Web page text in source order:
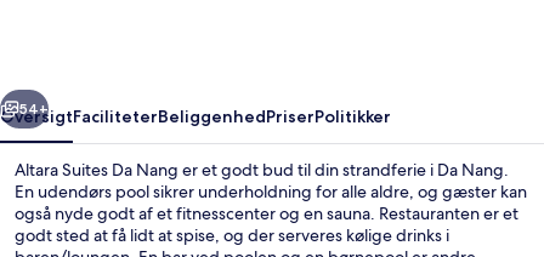
Næste
54+
OversigtFaciliteterBeliggenhedPriserPolitikker
Altara Suites Da Nang er et godt bud til din strandferie i Da Nang.
En udendørs pool sikrer underholdning for alle aldre, og gæster kan
også nyde godt af et fitnesscenter og en sauna. Restauranten er et
godt sted at få lidt at spise, og der serveres kølige drinks i